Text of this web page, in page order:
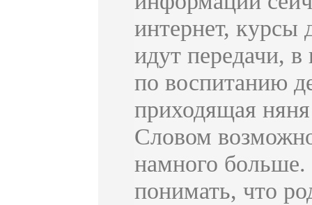
интернет, курсы
идут передачи,
по воспитанию
приходящая
Словом
намного больше.
понимать, что